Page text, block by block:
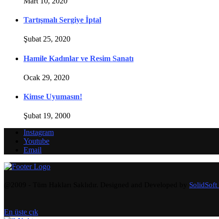
Tartışmalı Sergiye İptal
Şubat 25, 2020
Hamile Kadınlar ve Resim Sanatı
Ocak 29, 2020
Kimse Uyumasın!
Şubat 19, 2000
Instagram
Youtube
Email
SolidSoft
En üste çık